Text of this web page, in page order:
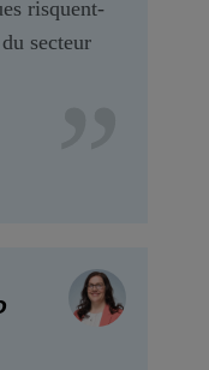
risquent-
secteur